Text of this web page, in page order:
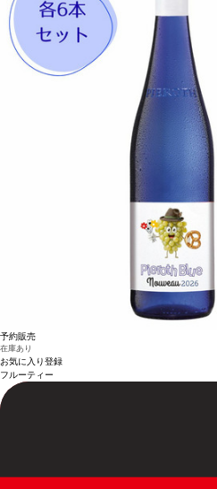
予約販売
在庫あり
お気に入り登録
フルーティー